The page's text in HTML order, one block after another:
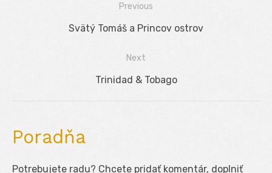
Navigácia
Previous
Previous
Svätý Tomáš a Princov ostrov
Next
Next
Trinidad & Tobago
Poradňa
Potrebujete radu? Chcete pridať komentár, doplniť